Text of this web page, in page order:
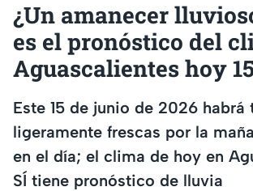
¿Un amanecer
es el pronóstico del
Aguascalientes hoy
Este 15 de junio de 2026 habrá
ligeramente frescas por la
en el día; el clima de hoy en
SÍ tiene pronóstico de lluvia